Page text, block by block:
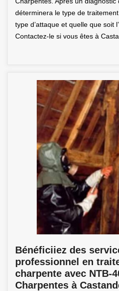
déterminera le type de
type d’attaque et quelle que soit
Contactez-le si vous êtes à
Bénéficiiez des
professionnel en
charpente avec NTB-
Charpentes à